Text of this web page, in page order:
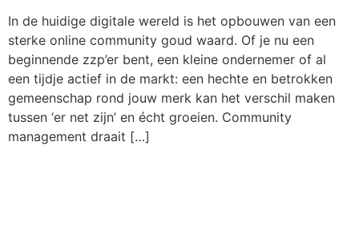
In de huidige digitale wereld is het opbouwen van een
sterke online community goud waard. Of je nu een
beginnende zzp’er bent, een kleine ondernemer of al
een tijdje actief in de markt: een hechte en betrokken
gemeenschap rond jouw merk kan het verschil maken
tussen ‘er net zijn’ en écht groeien. Community
management draait […]